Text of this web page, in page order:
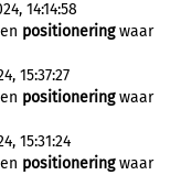
14:14:58
positioneringwaar
15:37:27
positioneringwaar
15:31:24
positioneringwaar